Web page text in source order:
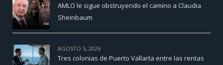
AMLO le sigue obstruyendo el camino a Claudia
Sheinbaum
AGOSTO 5, 2026
Tres colonias de Puerto Vallarta entre las rentas